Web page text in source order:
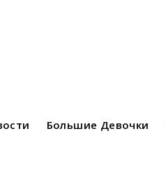
Большие Девочки